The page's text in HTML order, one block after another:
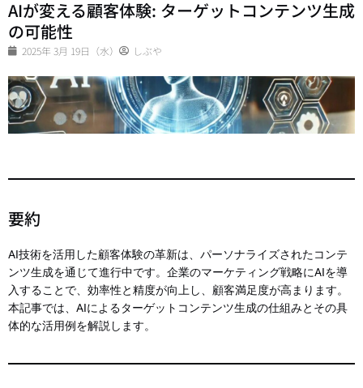
AIが変える顧客体験: ターゲットコンテンツ生成
の可能性
2025年 3月 19日（水） しぶや
要約
AI技術を活用した顧客体験の革新は、パーソナライズされたコンテ
ンツ生成を通じて進行中です。企業のマーケティング戦略にAIを導
入することで、効率性と精度が向上し、顧客満足度が高まります。
本記事では、AIによるターゲットコンテンツ生成の仕組みとその具
体的な活用例を解説します。